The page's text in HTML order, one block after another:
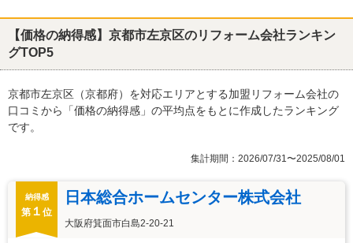
【価格の納得感】京都市左京区のリフォーム会社ランキン
グTOP5
京都市左京区（京都府）を対応エリアとする加盟リフォーム会社の
口コミから「価格の納得感」の平均点をもとに作成したランキング
です。
集計期間：2026/07/31〜2025/08/01
納得感
第 １ 位
日本総合ホームセンター株式会社
大阪府箕面市白島2-20-21